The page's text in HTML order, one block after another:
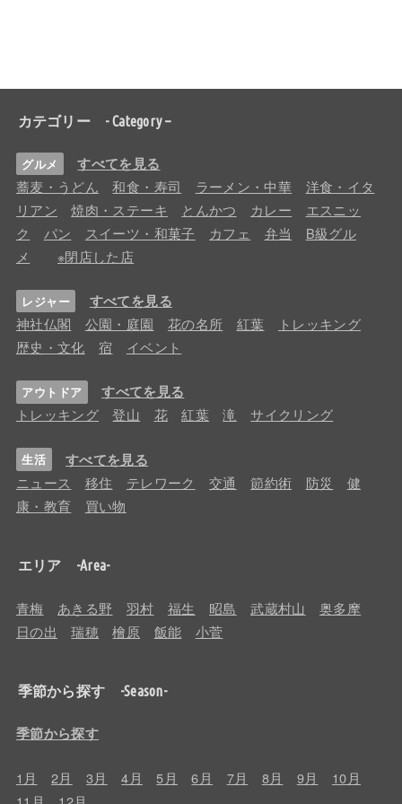
カテゴリー - Category –
グルメ すべてを見る
蕎麦・うどん 和食・寿司 ラーメン・中華
洋食・イタ
リアン
焼肉・ステーキ とんかつ カレー
エスニッ
ク
パン スイーツ・和菓子 カフェ 弁当
B級グル
メ
※閉店した店
レジャー すべてを見る
神社仏閣 公園・庭園 花の名所 紅葉
トレッキング
歴史・文化
宿 イベント
アウトドア すべてを見る
トレッキング 登山 花 紅葉 滝 サイクリング
生活 すべてを見る
ニュース 移住 テレワーク 交通 節約術 防災
健
康・教育
買い物
エリア -Area-
青梅 あきる野 羽村 福生 昭島 武蔵村山
奥多摩
日の出
瑞穂 檜原 飯能 小菅
季節から探す -Season-
季節から探す
1月 2月 3月 4月 5月 6月 7月 8月 9月
10月